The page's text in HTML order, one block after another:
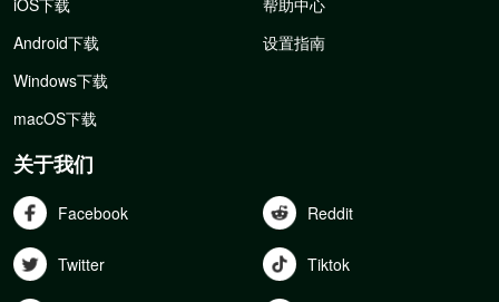
iOS下载
Android下载
Windows下载
macOS下载
帮助中心
设置指南
关于我们
Facebook Reddit
Twitter Tiktok